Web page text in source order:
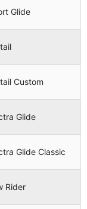
Glide II
Rider
Glide
Glide
Custom
Glide
Glide Classic
Rider